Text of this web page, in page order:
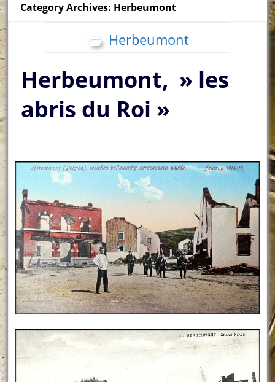
Category Archives: Herbeumont
Herbeumont
Herbeumont, » les
abris du Roi »